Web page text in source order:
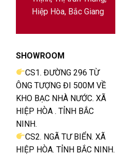
Hiệp Hòa, Bắc Giang
SHOWROOM
CS1. ĐƯỜNG 296 TỪ
ÔNG TƯỢNG ĐI 500M VỀ
KHO BẠC NHÀ NƯỚC. XÃ
HIỆP HÒA . TỈNH BẮC
NINH.
CS2. NGÃ TƯ BIỂN. XÃ
HIỆP HÒA. TỈNH BẮC NINH.